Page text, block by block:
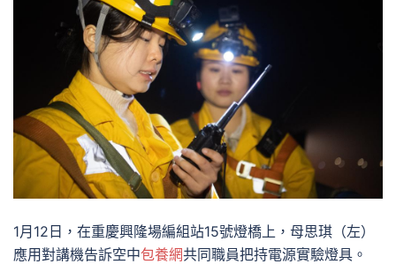
1月12日，在重慶興隆場編組站15號燈橋上，母思琪（左）
應用對講機告訴空中包養網共同職員把持電源實驗燈具。